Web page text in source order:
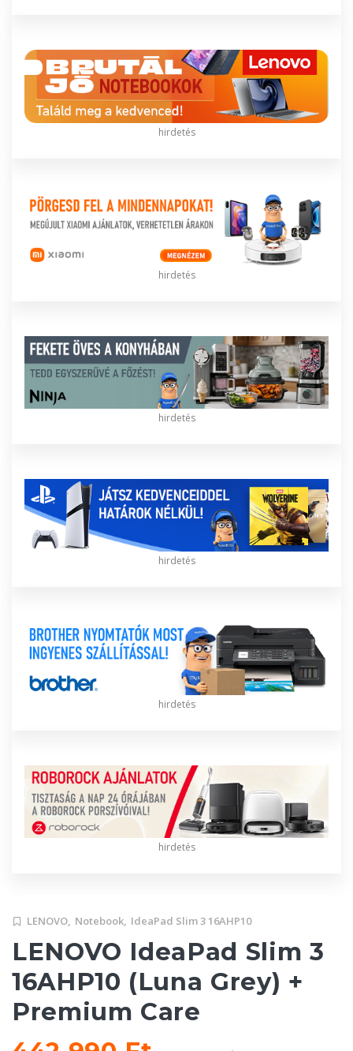
hirdetés
hirdetés
hirdetés
hirdetés
hirdetés
hirdetés
LENOVO, Notebook, IdeaPad Slim 3 16AHP10
LENOVO IdeaPad Slim 3
16AHP10 (Luna Grey) +
Premium Care